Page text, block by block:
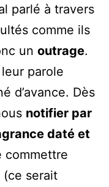
parlé à travers
comme ils
un outrage.
parole
d’avance. Dès
notifier par
daté et
commettre
serait